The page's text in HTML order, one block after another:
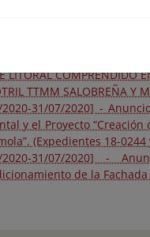
ENTRE LA
2020-28/01/2021] -
pública del Proyecto
LITORAL COMPRENDIDO
TTMM SALOBREÑA Y
2020-31/07/2020] -
y el Proyecto
(Expedientes 18-
2020-31/07/2020] -
de la